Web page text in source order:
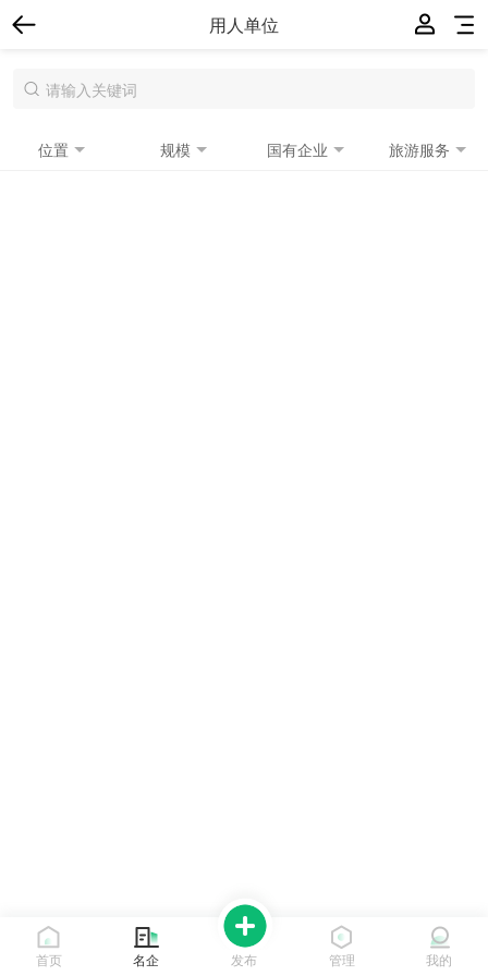
用人单位
位置 规模 国有企业 旅游服务
首页 名企 发布 管理 我的